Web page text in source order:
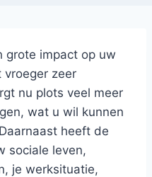
grote impact op uw
vroeger zeer
nu plots veel meer
wat u wil kunnen
heeft de
sociale leven,
je werksituatie,